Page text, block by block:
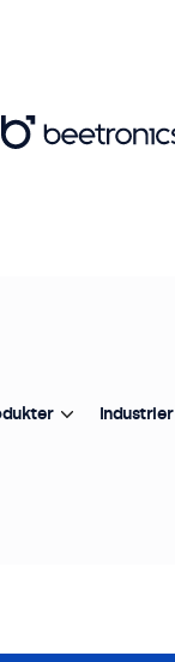
din anmodning.
Industrier